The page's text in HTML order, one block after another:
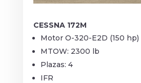
CESSNA 172M
Motor O-320-E2D (150 hp)
MTOW: 2300 lb
Plazas: 4
IFR